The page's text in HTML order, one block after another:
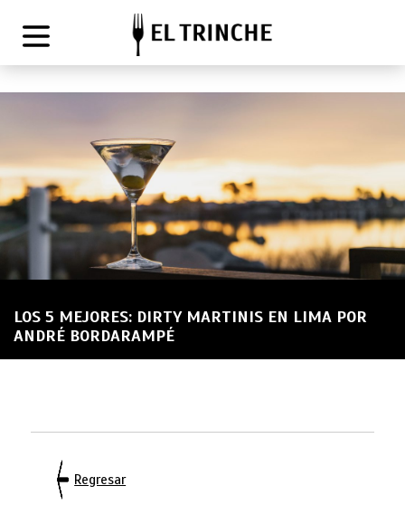
LOS 5 MEJORES: DIRTY MARTINIS EN LIMA POR
ANDRÉ BORDARAMPÉ
Regresar